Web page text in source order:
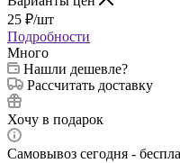
25 ₽/шт
Подробности
Много
Нашли дешевле?
Рассчитать доставку
Хочу в подарок
Самовывоз сегодня -